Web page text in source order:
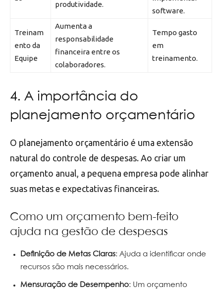
produtividade.
software.
Treinam
ento da
Equipe
Aumenta a
responsabilidade
financeira entre os
colaboradores.
Tempo gasto
em
treinamento.
4. A importância do
planejamento orçamentário
O planejamento orçamentário é uma extensão
natural do controle de despesas. Ao criar um
orçamento anual, a pequena empresa pode alinhar
suas metas e expectativas financeiras.
Como um orçamento bem-feito
ajuda na gestão de despesas
Definição de Metas Claras: Ajuda a identificar onde
recursos são mais necessários.
Mensuração de Desempenho: Um orçamento